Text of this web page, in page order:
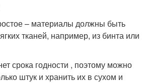
– материалы должны быть
тканей, например, из бинта или
срока годности , поэтому можно
штук и хранить их в сухом и